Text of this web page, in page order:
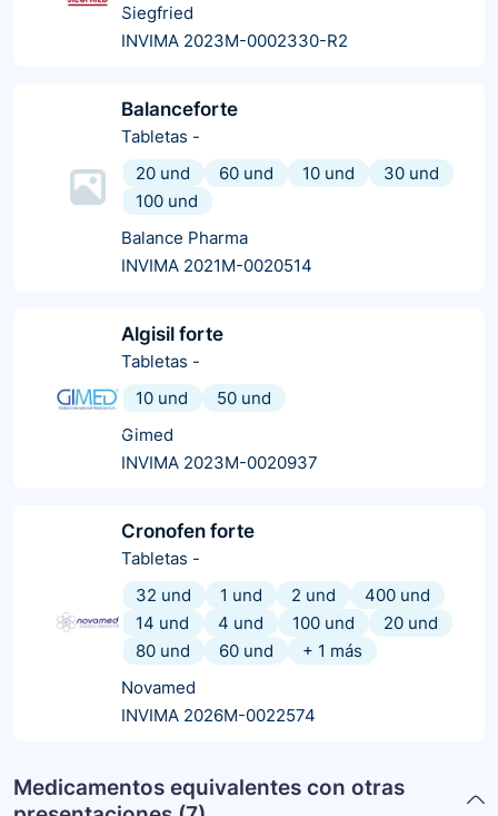
Siegfried
INVIMA 2023M-0002330-R2
Balanceforte
Tabletas -
20 und
60 und 10 und
30 und
100 und
Balance Pharma
INVIMA 2021M-0020514
Algisil forte
Tabletas -
10 und
50 und
Gimed
INVIMA 2023M-0020937
Cronofen forte
Tabletas -
32 und
1 und 2 und
400 und
14 und
4 und 100 und
20 und
80 und
60 und + 1 más
Novamed
INVIMA 2026M-0022574
Medicamentos equivalentes con otras